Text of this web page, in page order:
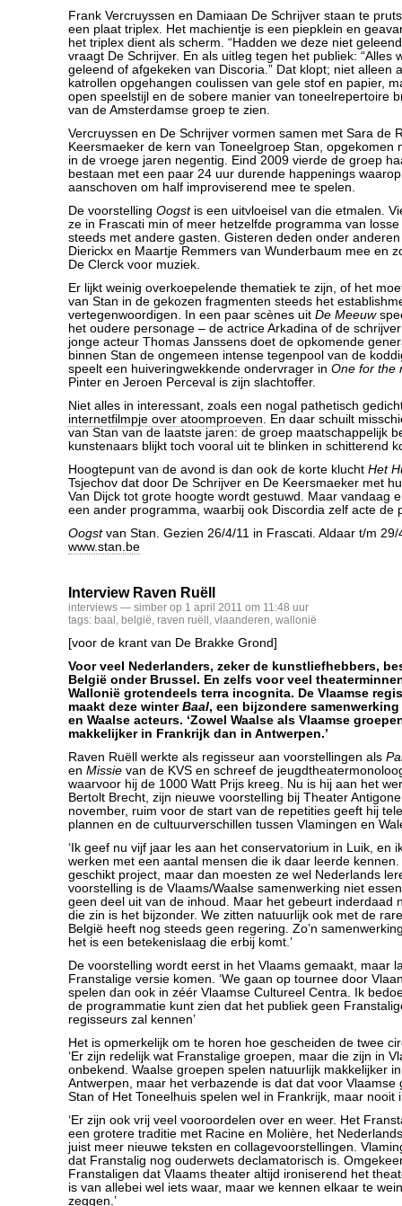
Frank Vercruyssen en Damiaan De Schrijver staan te
een plaat triplex. Het machientje is een piepklein en
het triplex dient als scherm. “Hadden we deze niet
vraagt De Schrijver. En als uitleg tegen het publiek: “Alles
geleend of afgekeken van Discoria.” Dat klopt; niet alleen
katrollen opgehangen coulissen van gele stof en papier,
open speelstijl en de sobere manier van toneelrepertoire
van de Amsterdamse groep te zien.
Vercruyssen en De Schrijver vormen samen met Sara de
Keersmaeker de kern van Toneelgroep Stan, opgekomen
in de vroege jaren negentig. Eind 2009 vierde de groep
bestaan met een paar 24 uur durende happenings
aanschoven om half improviserend mee te spelen.
De voorstelling Oogstis een uitvloeisel van die etmalen.
ze in Frascati min of meer hetzelfde programma van
steeds met andere gasten. Gisteren deden onder
Dierickx en Maartje Remmers van Wunderbaum mee en
De Clerck voor muziek.
Er lijkt weinig overkoepelende thematiek te zijn, of het
van Stan in de gekozen fragmenten steeds het
vertegenwoordigen. In een paar scènes uit De Meeuw
het oudere personage – de actrice Arkadina of de
jonge acteur Thomas Janssens doet de opkomende
binnen Stan de ongemeen intense tegenpool van de
speelt een huiveringwekkende ondervrager in One for the
Pinter en Jeroen Perceval is zijn slachtoffer.
Niet alles in interessant, zoals een nogal pathetisch
internetfilmpje over atoomproeven. En daar schuilt
van Stan van de laatste jaren: de groep maatschappelijk
kunstenaars blijkt toch vooral uit te blinken in schitterend
Hoogtepunt van de avond is dan ook de korte klucht Het
Tsjechov dat door De Schrijver en De Keersmaeker met
Van Dijck tot grote hoogte wordt gestuwd. Maar vandaag
een ander programma, waarbij ook Discordia zelf acte de
Oogstvan Stan. Gezien 26/4/11 in Frascati. Aldaar t/m
www.stan.be
Interview Raven Ruëll
interviews — simber op 1 april 2011 om 11:48 uur
tags: baal , belgië, raven ruëll , vlaanderen, wallonië
[voor de krant van De Brakke Grond]
Voor veel Nederlanders, zeker de kunstliefhebbers,
België onder Brussel. En zelfs voor veel
Wallonië grotendeels terra incognita. De Vlaamse
maakt deze winter Baal, een bijzondere
en Waalse acteurs. ‘Zowel Waalse als Vlaamse
makkelijker in Frankrijk dan in Antwerpen.’
Raven Ruëll werkte als regisseur aan voorstellingen als
en Missie van de KVS en schreef de
waarvoor hij de 1000 Watt Prijs kreeg. Nu is hij aan het
Bertolt Brecht, zijn nieuwe voorstelling bij Theater
november, ruim voor de start van de repetities geeft hij
plannen en de cultuurverschillen tussen Vlamingen en
‘Ik geef nu vijf jaar les aan het conservatorium in Luik, en
werken met een aantal mensen die ik daar leerde kennen.
geschikt project, maar dan moesten ze wel Nederlands
voorstelling is de Vlaams/Waalse samenwerking niet
geen deel uit van de inhoud. Maar het gebeurt inderdaad
die zin is het bijzonder. We zitten natuurlijk ook met de
België heeft nog steeds geen regering. Zo’n
het is een betekenislaag die erbij komt.’
De voorstelling wordt eerst in het Vlaams gemaakt, maar
Franstalige versie komen. ‘We gaan op tournee door
spelen dan ook in zéér Vlaamse Cultureel Centra. Ik
de programmatie kunt zien dat het publiek geen
regisseurs zal kennen’
Het is opmerkelijk om te horen hoe gescheiden de twee
‘Er zijn redelijk wat Franstalige groepen, maar die zijn in
onbekend. Waalse groepen spelen natuurlijk makkelijker
Antwerpen, maar het verbazende is dat dat voor Vlaamse
Stan of Het Toneelhuis spelen wel in Frankrijk, maar nooit
‘Er zijn ook vrij veel vooroordelen over en weer. Het
een grotere traditie met Racine en Molière, het
juist meer nieuwe teksten en collagevoorstellingen.
dat Franstalig nog ouderwets declamatorisch is.
Franstaligen dat Vlaams theater altijd ironiserend het
is van allebei wel iets waar, maar we kennen elkaar te
zeggen.’